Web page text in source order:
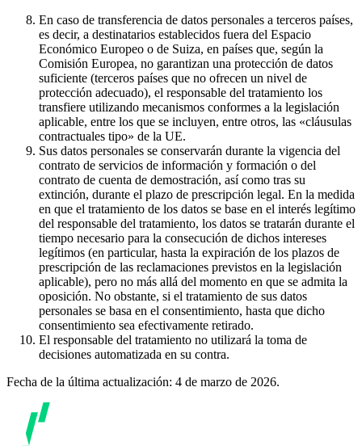
En caso de transferencia de datos personales a terceros países,
es decir, a destinatarios establecidos fuera del Espacio
Económico Europeo o de Suiza, en países que, según la
Comisión Europea, no garantizan una protección de datos
suficiente (terceros países que no ofrecen un nivel de
protección adecuado), el responsable del tratamiento los
transfiere utilizando mecanismos conformes a la legislación
aplicable, entre los que se incluyen, entre otros, las «cláusulas
contractuales tipo» de la UE.
Sus datos personales se conservarán durante la vigencia del
contrato de servicios de información y formación o del
contrato de cuenta de demostración, así como tras su
extinción, durante el plazo de prescripción legal. En la medida
en que el tratamiento de los datos se base en el interés legítimo
del responsable del tratamiento, los datos se tratarán durante el
tiempo necesario para la consecución de dichos intereses
legítimos (en particular, hasta la expiración de los plazos de
prescripción de las reclamaciones previstos en la legislación
aplicable), pero no más allá del momento en que se admita la
oposición. No obstante, si el tratamiento de sus datos
personales se basa en el consentimiento, hasta que dicho
consentimiento sea efectivamente retirado.
El responsable del tratamiento no utilizará la toma de
decisiones automatizada en su contra.
Fecha de la última actualización: 4 de marzo de 2026.